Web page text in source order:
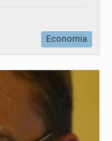
Economia